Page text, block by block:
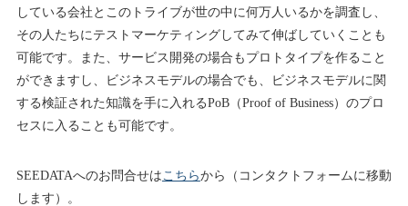
している会社とこのトライブが世の中に何万人いるかを調査し、
その人たちにテストマーケティングしてみて伸ばしていくことも
可能です。また、サービス開発の場合もプロトタイプを作ること
ができますし、ビジネスモデルの場合でも、ビジネスモデルに関
する検証された知識を手に入れるPoB（Proof of Business）のプロ
セスに入ることも可能です。
SEEDATAへのお問合せは こちらから（コンタクトフォームに移動
します）。